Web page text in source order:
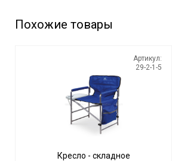
Похожие товары
Артикул:
29-2-1-5
Кресло - складное